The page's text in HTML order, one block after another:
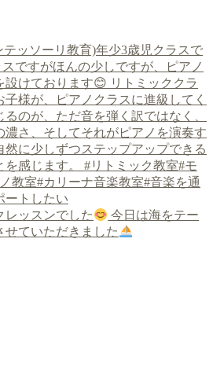
レッスンでした
今日は海をテー
せていただきました